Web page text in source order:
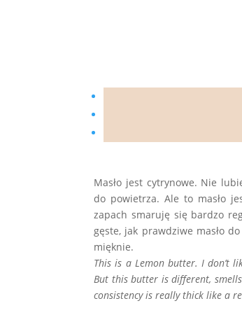
Masło jest cytrynowe. Nie
do powietrza. Ale to masło
zapach smaruję się bardzo
gęste, jak prawdziwe masło
mięknie.
This is a Lemon butter. I don’t
But this butter is different,
consistency is really thick like a